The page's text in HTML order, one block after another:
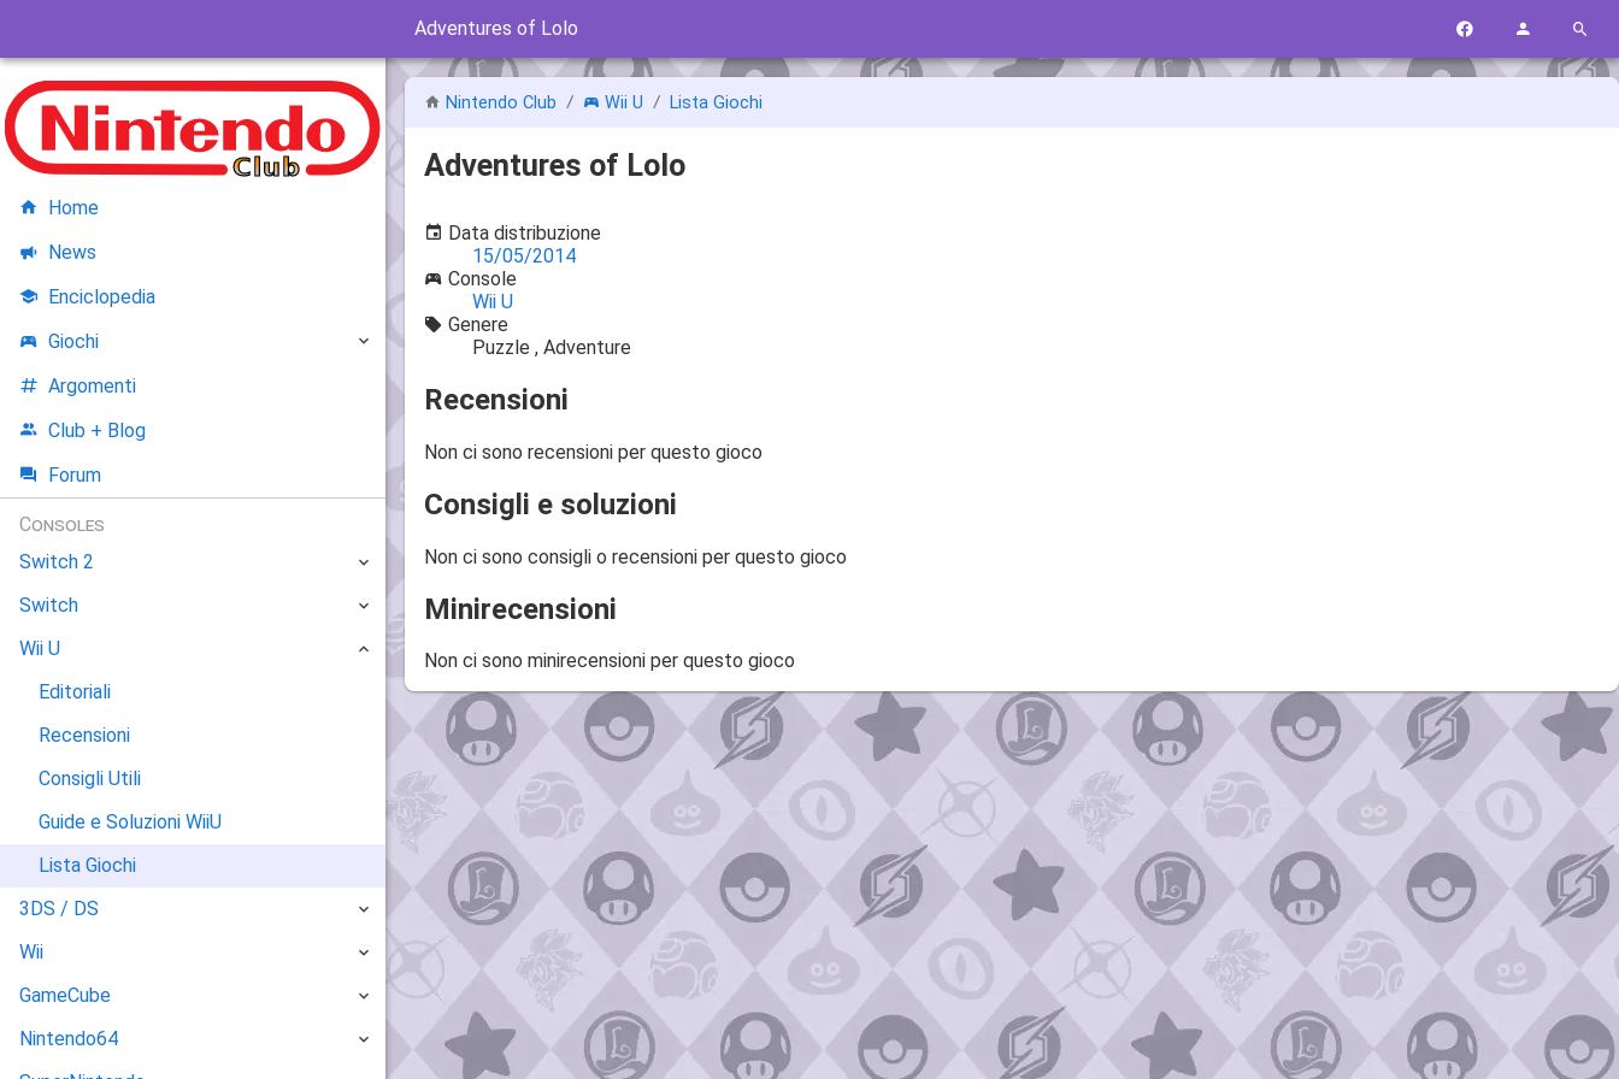
Adventures of Lolo
Nintendo Club Wii U Lista Giochi
Adventures of Lolo
Data distribuzione
15/05/2014
Console
Wii U
Genere
Puzzle , Adventure
Recensioni
Non ci sono recensioni per questo gioco
Consigli e soluzioni
Non ci sono consigli o recensioni per questo gioco
Minirecensioni
Non ci sono minirecensioni per questo gioco
Home
News
Enciclopedia
Giochi
Argomenti
Club + Blog
Forum
Consoles
Switch 2
Switch
Wii U
Editoriali
Recensioni
Consigli Utili
Guide e Soluzioni WiiU
Lista Giochi
3DS / DS
Wii
GameCube
Nintendo64